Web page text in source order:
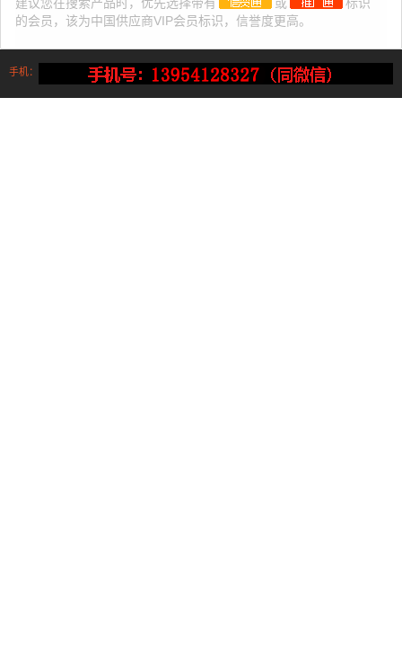
的会员，该为中国供应商VIP会员标识，信誉度更高。
手机：